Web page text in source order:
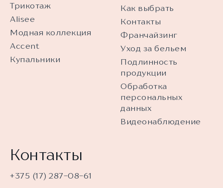
Трикотаж
Alisee
Модная коллекция
Accent
Купальники
Как выбрать
Контакты
Франчайзинг
Уход за бельем
Подлинность
продукции
Обработка
персональных
данных
Видеонаблюдение
Контакты
+375 (17) 287-08-61